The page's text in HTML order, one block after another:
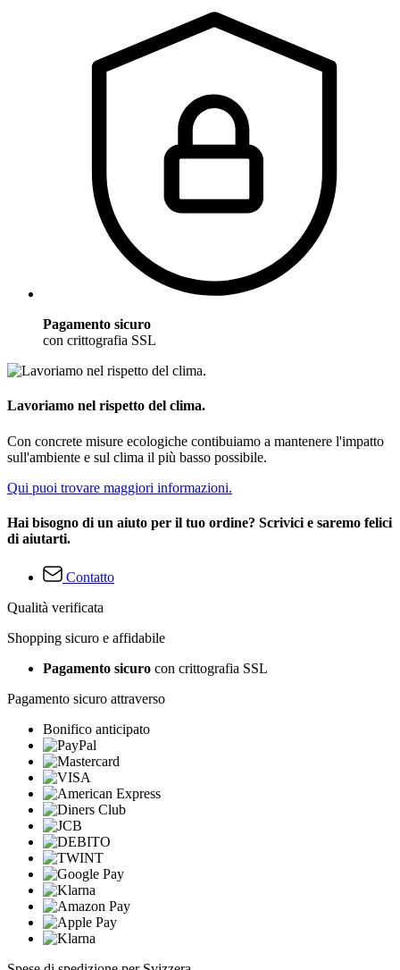
Pagamento sicuro
con crittografia SSL
Lavoriamo nel rispetto del clima.
Con concrete misure ecologiche contibuiamo a mantenere l'impatto
sull'ambiente e sul clima il più basso possibile.
Qui puoi trovare maggiori informazioni.
Hai bisogno di un aiuto per il tuo ordine? Scrivici e saremo felici
di aiutarti.
Contatto
Qualità verificata
Shopping sicuro e affidabile
Pagamento sicuro con crittografia SSL
Pagamento sicuro attraverso
Bonifico anticipato